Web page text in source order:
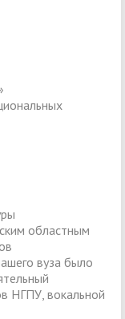
областным
вуза было
НГПУ, вокальной